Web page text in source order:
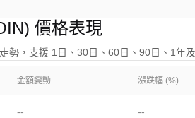
價格表現
勢，支援 1日、30日、60日、90日、1年
金額變動 漲跌幅 (%)
-- --